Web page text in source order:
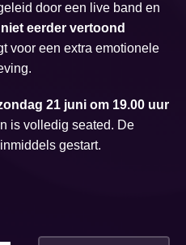
door een live band en
eerder vertoond
voor een extra emotionele
21 juni om 19.00 uur
is volledig seated. De
gestart.